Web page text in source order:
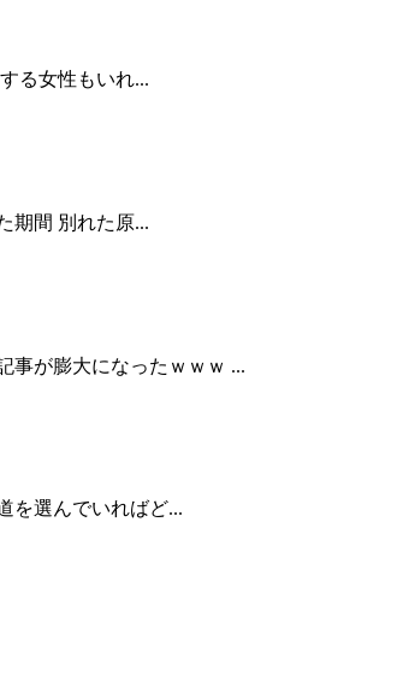
る女性もいれ...
期間 別れた原...
事が膨大になったｗｗｗ ...
を選んでいればど...